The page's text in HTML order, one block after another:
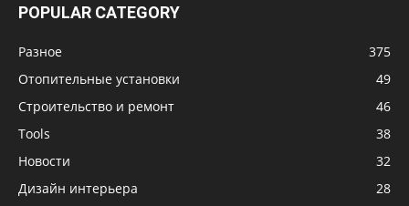
POPULAR CATEGORY
Разное
375
Отопительные установки
49
Строительство и ремонт
46
Tools
38
Новости
32
Дизайн интерьера
28